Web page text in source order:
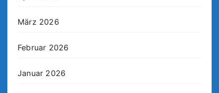
März 2026
Februar 2026
Januar 2026